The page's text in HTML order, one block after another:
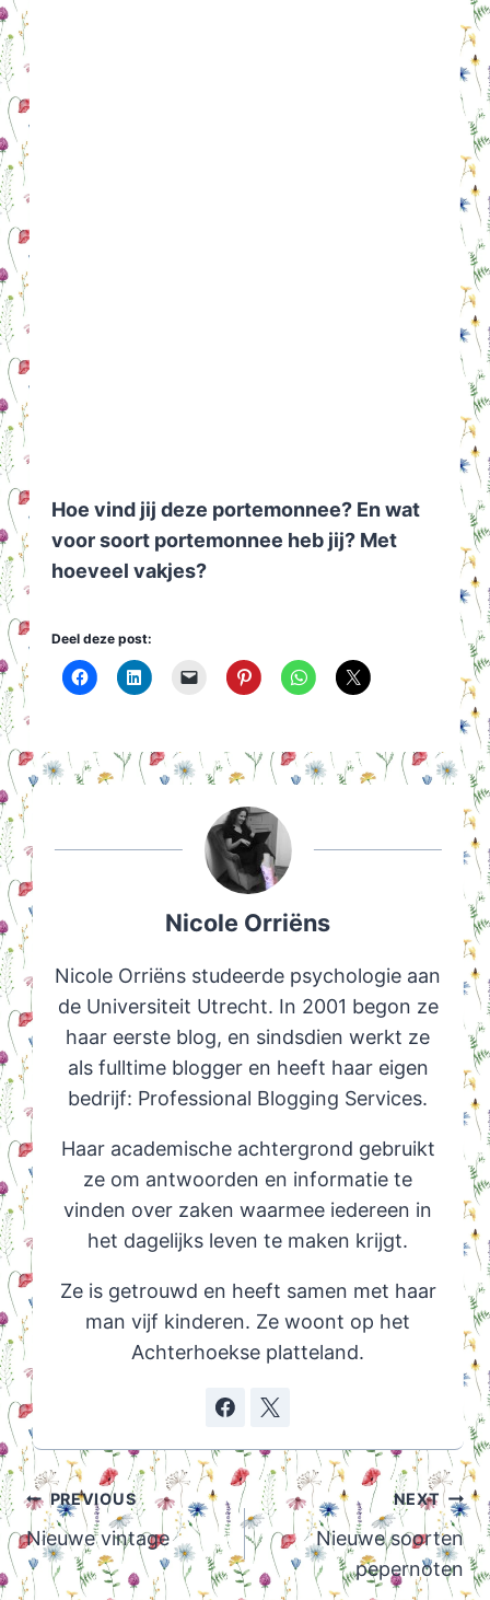
Hoe vind jij deze portemonnee? En wat
voor soort portemonnee heb jij? Met
hoeveel vakjes?
Deel deze post:
Nicole Orriëns
Nicole Orriëns studeerde psychologie aan
de Universiteit Utrecht. In 2001 begon ze
haar eerste blog, en sindsdien werkt ze
als fulltime blogger en heeft haar eigen
bedrijf: Professional Blogging Services.
Haar academische achtergrond gebruikt
ze om antwoorden en informatie te
vinden over zaken waarmee iedereen in
het dagelijks leven te maken krijgt.
Ze is getrouwd en heeft samen met haar
man vijf kinderen. Ze woont op het
Achterhoekse platteland.
Post
navigation
PREVIOUS
Nieuwe vintage
NEXT
Nieuwe soorten
pepernoten